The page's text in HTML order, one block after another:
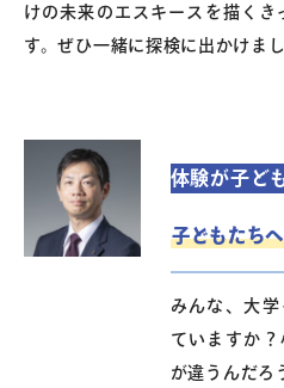
けの未来のエスキースを描く
す。ぜひ一緒に探検に出かけま
体験が子ど
子どもたちへ
みんな、大
ていますか
が違うんだろ